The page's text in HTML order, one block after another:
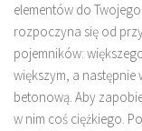
elementów do
rozpoczyna się od
pojemników:
większym, a następnie
betonową. Aby
w nim coś ciężkiego.